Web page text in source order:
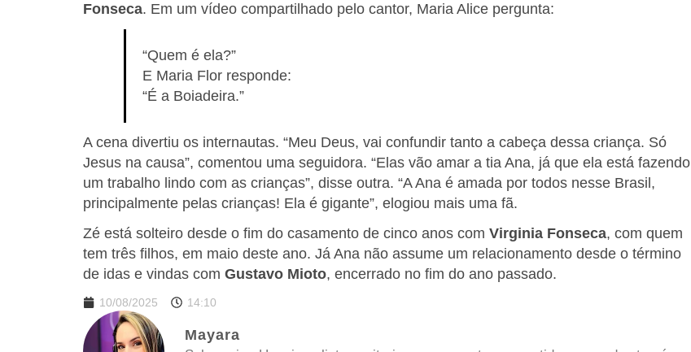
Fonseca. Em um vídeo compartilhado pelo cantor, Maria Alice pergunta:
“Quem é ela?”
E Maria Flor responde:
“É a Boiadeira.”
A cena divertiu os internautas. “Meu Deus, vai confundir tanto a cabeça dessa criança. Só
Jesus na causa”, comentou uma seguidora. “Elas vão amar a tia Ana, já que ela está fazendo
um trabalho lindo com as crianças”, disse outra. “A Ana é amada por todos nesse Brasil,
principalmente pelas crianças! Ela é gigante”, elogiou mais uma fã.
Zé está solteiro desde o fim do casamento de cinco anos com Virginia Fonseca, com quem
tem três filhos, em maio deste ano. Já Ana não assume um relacionamento desde o término
de idas e vindas com Gustavo Mioto, encerrado no fim do ano passado.
10/08/2025 14:10
Mayara